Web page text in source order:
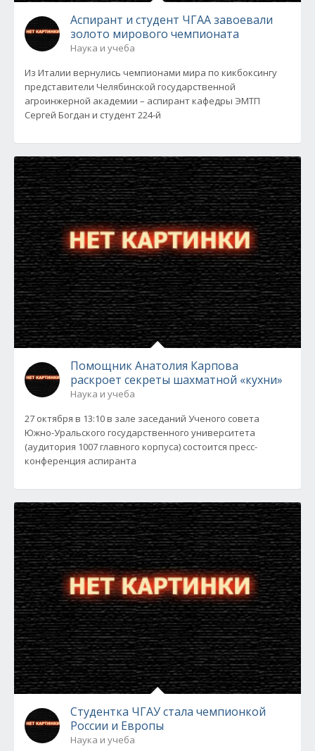
Аспирант и студент ЧГАА завоевали
золото мирового чемпионата
Наука и учеба
Из Италии вернулись чемпионами мира по кикбоксингу
представители Челябинской государственной
агроинжерной академии – аспирант кафедры ЭМТП
Сергей Богдан и студент 224-й
Помощник Анатолия Карпова
раскроет секреты шахматной «кухни»
Наука и учеба
27 октября в 13:10 в зале заседаний Ученого совета
Южно-Уральского государственного университета
(аудитория 1007 главного корпуса) состоится пресс-
конференция аспиранта
Студентка ЧГАУ стала чемпионкой
России и Европы
Наука и учеба